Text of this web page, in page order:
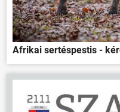
Afrikai sertéspestis -